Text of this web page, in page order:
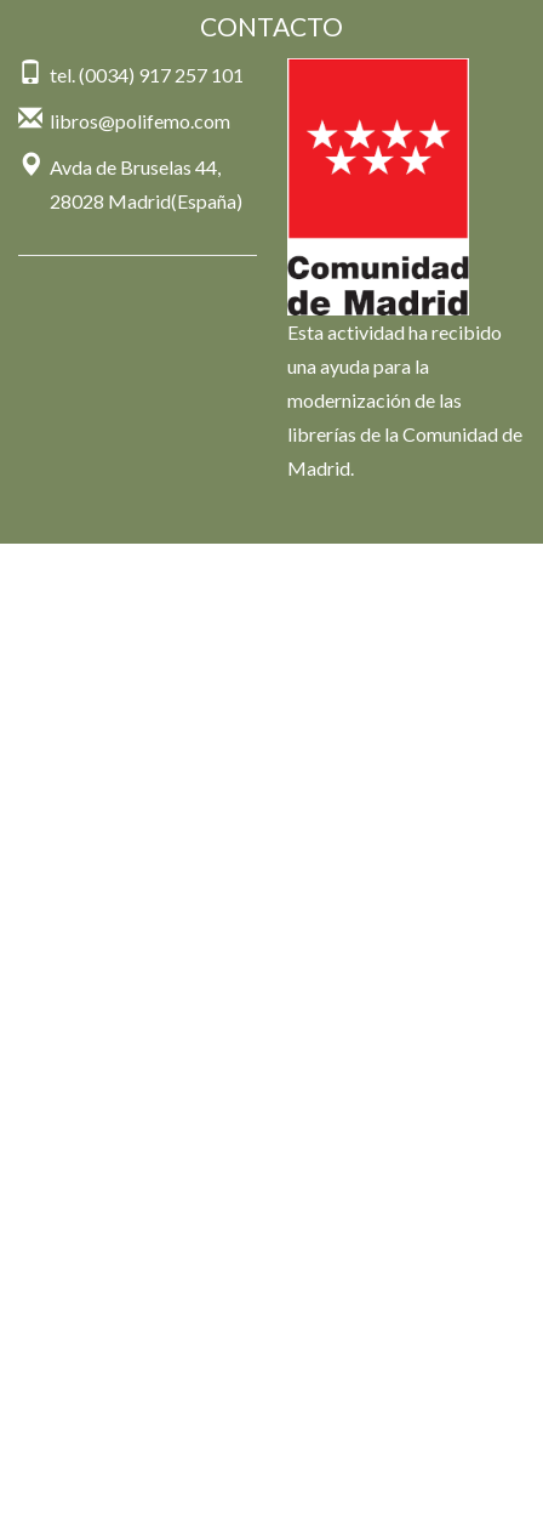
CONTACTO
tel. (0034) 917 257 101
libros@polifemo.com
Avda de Bruselas 44,
28028 Madrid(España)
Esta actividad ha recibido
una ayuda para la
modernización de las
librerías de la Comunidad de
Madrid.